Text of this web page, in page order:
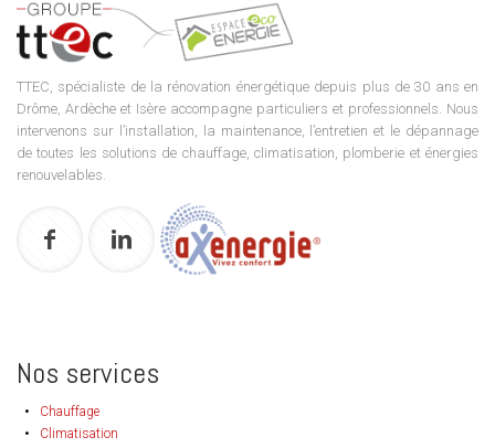
TTEC, spécialiste de la rénovation énergétique depuis plus de 30 ans en
Drôme, Ardèche et Isère accompagne particuliers et professionnels. Nous
intervenons sur l’installation, la maintenance, l’entretien et le dépannage
de toutes les solutions de chauffage, climatisation, plomberie et énergies
renouvelables.
Nos services
Chauffage
Climatisation